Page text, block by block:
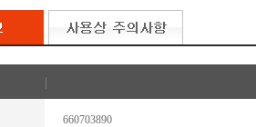
660703890